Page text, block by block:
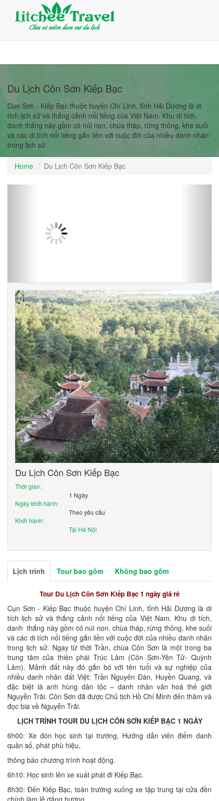
Giỏ Hàng (0)
Đăng nhập
Đăng ký
Du Lịch Côn Sơn Kiếp Bạc
Cụn Sơn - Kiếp Bạc thuộc huyện Chí Linh, tỉnh Hải Dương là di
tích lịch sử và thắng cảnh nổi tiếng của Việt Nam. Khu di tích,
danh thắng này gồm có núi non, chùa tháp, rừng thông, khe suối
và các di tích nổi tiếng gắn liền với cuộc đời của nhiều danh nhân
trong lịch sử.
Home Du Lịch Côn Sơn Kiếp Bạc
Du Lịch Côn Sơn Kiếp Bạc
Thời gian:
1 Ngày
Ngày khởi hành:
Theo yêu cầu
Khởi hành:
Tại Hà Nội
Lịch trình Tour bao gồm Không bao gồm
Tour Du Lịch Côn Sơn Kiếp Bạc 1 ngày giá rẻ
Cụn Sơn - Kiếp Bạc thuộc huyện Chí Linh, tỉnh Hải Dương là di
tích lịch sử và thắng cảnh nổi tiếng của Việt Nam. Khu di tích,
danh thắng này gồm có núi non, chùa tháp, rừng thông, khe suối
và các di tích nổi tiếng gắn liền với cuộc đời của nhiều danh nhân
trong lịch sử. Ngay từ thời Trần, chùa Côn Sơn là một trong ba
trung tâm của thiền phái Trúc Lâm (Côn Sơn-Yên Tử- Quỳnh
Lâm). Mảnh đất này đó gắn bó với tên tuổi và sự nghiệp của
nhiều danh nhân đất Việt: Trần Nguyên Đán, Huyền Quang, và
đặc biệt là anh hùng dân tộc – danh nhân văn hoá thế giới
Nguyễn Trãi. Côn Sơn đã được Chủ tịch Hồ Chí Minh đến thăm và
đọc bia về Nguyễn Trãi.
LỊCH TRÌNH TOUR DU LỊCH CÔN SƠN KIẾP BẠC 1 NGÀY
6h00: Xe đón học sinh tại trường, Hướng dẫn viên điểm danh
quân số, phát phù hiệu,
thông báo chương trình hoạt động.
6h10: Học sinh lên xe xuất phát đi Kiếp Bạc.
8h30: Đến Kiếp Bạc, toàn trường xuống xe tập trung tại cửa đền
chính làm lễ dâng hương.